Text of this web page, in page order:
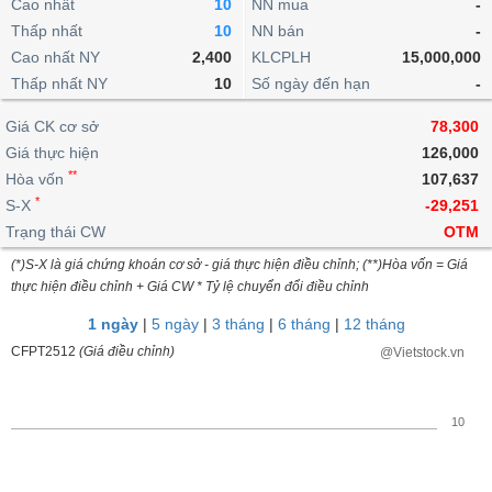
Giao
dịch
nội
bộ
Niên
giám
Tài
liệu
cổ
đông
Định
giá
Nước
ngoài
Tự
doanh
Top
cổ
phiếu
Bản
giao
dịch
Chứng
quyền
Tổng
quan
Thống
kê
dịch
Định
Thống
kê
giao
dịch
Tin
tức
tích
kỹ
thuật
Bảng
giá
Bộ
lọc
cổ
phiếu
sánh
mô
lai
Chứng
quyền
Trái
phiếu
doanh
nghiệp
Đào
Dịch
vụ
Cao nhất
10
Thấp nhất
10
Cao nhất NY
2,400
Thấp nhất NY
10
NN mua
-
NN bán
-
KLCPLH
15,000,000
Số ngày đến hạn
-
Giá CK cơ sở
78,300
Giá thực hiện
126,000
Hòa vốn **
107,637
S-X *
-29,251
Trạng thái CW
OTM
(*)S-X là giá chứng khoán cơ sở - giá thực hiện điều chỉnh; (**)Hòa vốn = Giá
thực hiện điều chỉnh + Giá CW * Tỷ lệ chuyển đổi điều chỉnh
1 ngày| 5 ngày| 3 tháng | 6 tháng | 12 tháng
CFPT2512 (Giá điều chỉnh) @Vietstock.vn
10
BẤT
ĐỘNG
SẢN
TÀI
CHÍNH
HÀNG
HÓA